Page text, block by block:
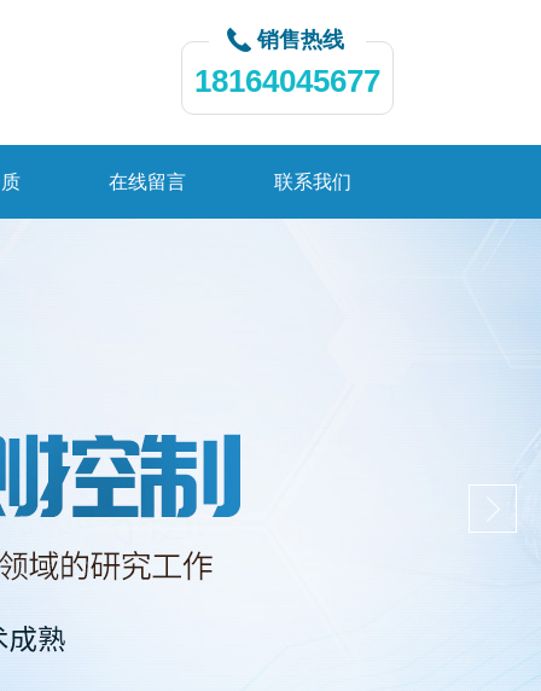
销售热线
18164045677
在线留言 联系我们